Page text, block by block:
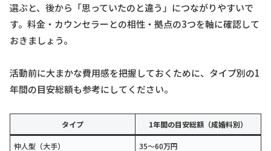
選ぶと、後から「思っていたのと違う」につながりやすいで
す。料金・カウンセラーとの相性・拠点の3つを軸に確認して
おきましょう。
活動前に大まかな費用感を把握しておくために、タイプ別の1
年間の目安総額も参考にしてください。
タイプ 1年間の目安総額（成婚料別）
仲人型（大手）
35〜60万円